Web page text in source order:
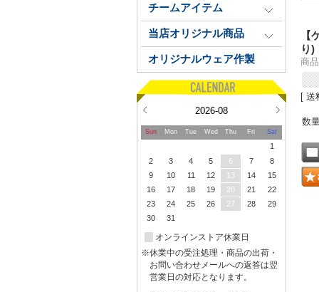
チームアイテム
当店オリジナル商品
オリジナルウェア作製
2026-08
Sun Mon Tue Wed Thu Fri Sat
1
2
3 4 5 6 7
8
9
10 11 12 13 14
15
16
17 18 19 20 21
22
23
24 25 26 27 28
29
30
31
オンラインストア休業日
※休業中の受注処理・商品の出荷・
お問い合わせメールへの返答は翌
営業日の対応となります。
【
り)
商
[ 送
数